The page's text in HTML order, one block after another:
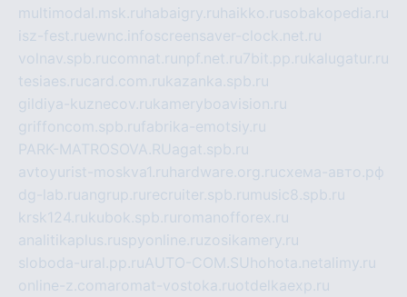
multimodal.msk.ru habaigry.ru haikko.rusobakopedia.ru
isz-fest.ruewnc.infoscreensaver-clock.net.ru
volnav.spb.rucomnat.ru npf.net.ru 7bit.pp.rukalugatur.ru
tesiaes.rucard.com.rukazanka.spb.ru
gildiya-kuznecov.rukameryboavision.ru
griffoncom.spb.rufabrika-emotsiy.ru
PARK-MATROSOVA.RUagat.spb.ru
avtoyurist-moskva1.ru hardware.org.ruсхема-авто.рф
dg-lab.ruangrup.ru recruiter.spb.ru music8.spb.ru
krsk124.rukubok.spb.ru romanofforex.ru
analitikaplus.ruspyonline.ruzosikamery.ru
sloboda-ural.pp.ruAUTO-COM.SU hohota.net alimy.ru
online-z.comaromat-vostoka.ruotdelkaexp.ru